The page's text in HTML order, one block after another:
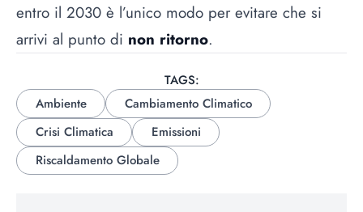
entro il 2030 è l’unico modo per evitare che si
arrivi al punto di non ritorno.
TAGS:
Ambiente
Cambiamento Climatico
Crisi Climatica
Emissioni
Riscaldamento Globale